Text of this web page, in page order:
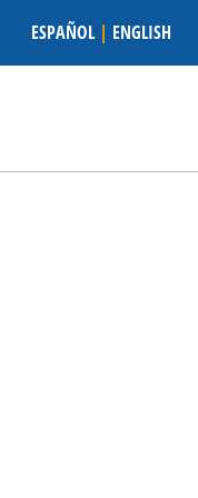
ESPAÑOL | ENGLISH